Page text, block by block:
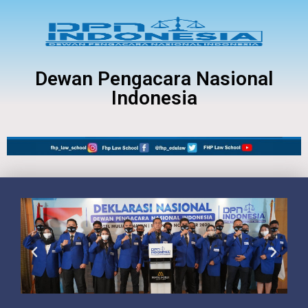
Dewan Pengacara Nasional
Indonesia